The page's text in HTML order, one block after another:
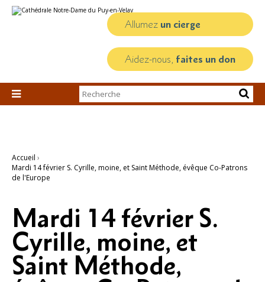
au
personnels
Allumez un cierge
Aidez-nous, faites un don

Chercher par
Recherche
Accueil ›
Mardi 14 février S. Cyrille, moine, et Saint Méthode, évêque Co-Patrons
de l'Europe
Mardi 14 février S.
Cyrille, moine, et
Saint Méthode,